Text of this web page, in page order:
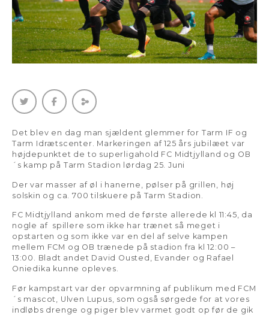
Det blev en dag man sjældent glemmer for Tarm IF og
Tarm Idrætscenter. Markeringen af 125 års jubilæet var
højdepunktet de to superligahold FC Midtjylland og OB
´s kamp på Tarm Stadion lørdag 25. Juni
Der var masser af øl i hanerne, pølser på grillen, høj
solskin og ca. 700 tilskuere på Tarm Stadion.
FC Midtjylland ankom med de første allerede kl 11:45, da
nogle af spillere som ikke har trænet så meget i
opstarten og som ikke var en del af selve kampen
mellem FCM og OB trænede på stadion fra kl 12:00 –
13:00. Bladt andet David Ousted, Evander og Rafael
Oniedika kunne opleves.
Før kampstart var der opvarmning af publikum med FCM
´s mascot, Ulven Lupus, som også sørgede for at vores
indløbs drenge og piger blev varmet godt op før de gik